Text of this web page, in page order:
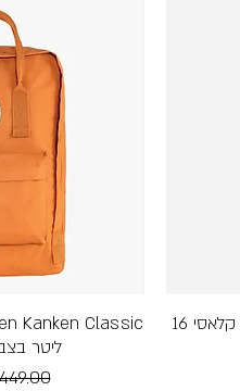
Kanken Kanken Classic - תיק גב קלאסי 16
ליטר
מחיר‏449.00 ‏₪